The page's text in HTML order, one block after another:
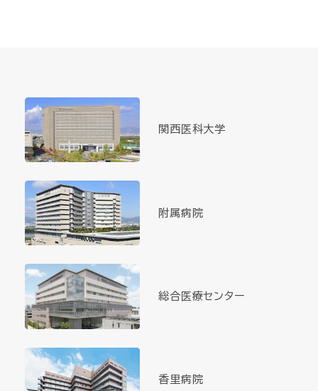
関西医科大学
附属病院
総合医療センター
香里病院